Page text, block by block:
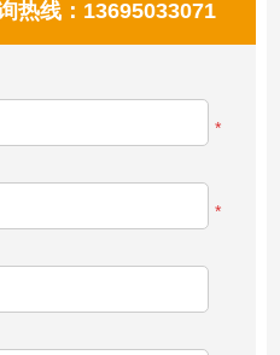
热线：13695033071
*
*